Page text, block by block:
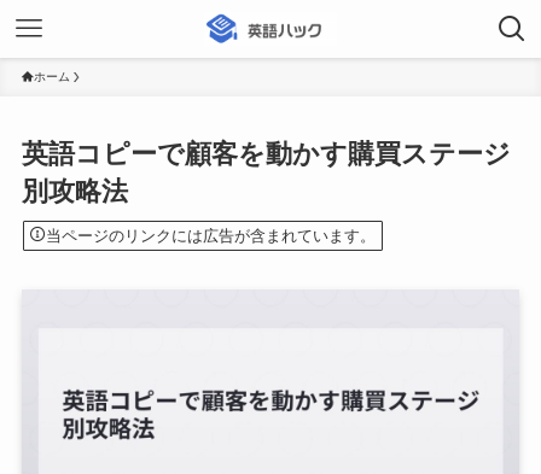
ホーム
英語コピーで顧客を動かす購買ステージ
別攻略法
当ページのリンクには広告が含まれています。